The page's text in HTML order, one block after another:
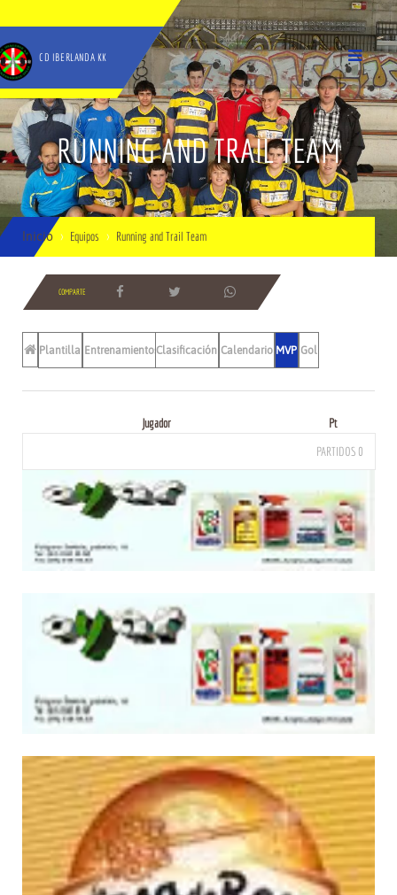
CD IBERLANDA KK
RUNNING AND TRAIL TEAM
Inicio Equipos Running and Trail Team
COMPARTE
Plantilla EntrenamientosClasificación Calendario MVP Gol
Jugador
Pt
PARTIDOS 0